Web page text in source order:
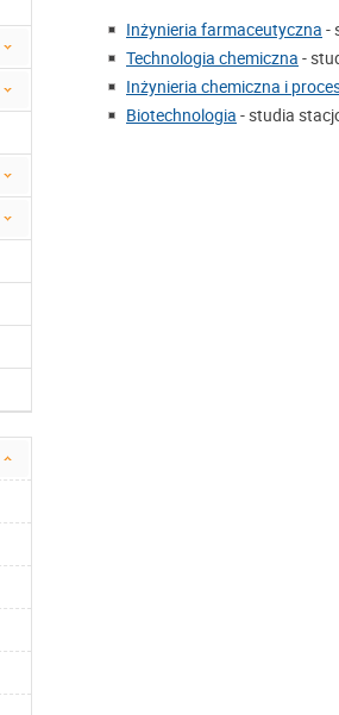
Inżynieria farmaceutyczna -
Technologia chemiczna -
Inżynieria chemiczna i
Biotechnologia - studia